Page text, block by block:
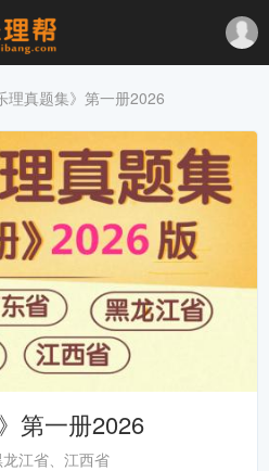
理真题集》第一册2026
第一册2026
江省、江西省